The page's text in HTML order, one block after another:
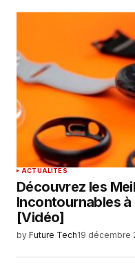
ACTUALITÉS
Découvrez les
Incontournables à
[Vidéo]
by Future Tech19 décembre